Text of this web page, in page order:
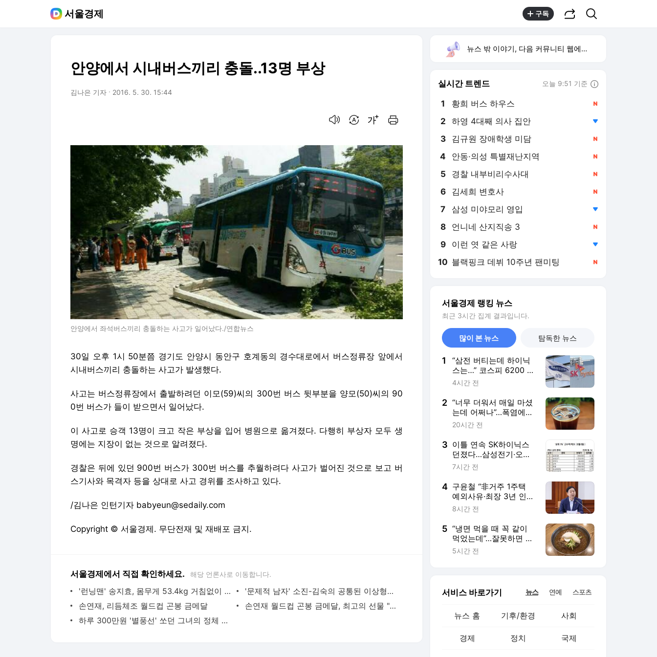
서울경제 구독
안양에서 시내버스끼리 충돌..13명 부상
김나은 기자 2016. 5. 30. 15:44
안양에서 좌석버스끼리 충돌하는 사고가 일어났다./연합뉴스
30일 오후 1시 50분쯤 경기도 안양시 동안구 호계동의 경수대로에서 버스정류장 앞에서
시내버스끼리 충돌하는 사고가 발생했다.
사고는 버스정류장에서 출발하려던 이모(59)씨의 300번 버스 뒷부분을 양모(50)씨의 90
0번 버스가 들이 받으면서 일어났다.
이 사고로 승객 13명이 크고 작은 부상을 입어 병원으로 옮겨졌다. 다행히 부상자 모두 생
명에는 지장이 없는 것으로 알려졌다.
경찰은 뒤에 있던 900번 버스가 300번 버스를 추월하려다 사고가 벌어진 것으로 보고 버
스기사와 목격자 등을 상대로 사고 경위를 조사하고 있다.
/김나은 인턴기자 babyeun@sedaily.com
Copyright © 서울경제. 무단전재 및 재배포 금지.
서울경제에서 직접 확인하세요. 해당 언론사로 이동합니다.
'런닝맨' 송지효, 몸무게 53.4kg 거침없이 공개..'이런 털털한 여배우가 있나'
'문제적 남자' 소진-김숙의 공통된 이상형은 '이장원'
손연재, 리듬체조 월드컵 곤봉 금메달
손연재 월드컵 곤봉 금메달, 최고의 선물 "행복한 생일"
하루 300만원 '별풍선' 쏘던 그녀의 정체 알고보니
뉴스 밖 이야기, 다음 커뮤니티 웹에서 보기
실시간 트렌드 오늘 9:51 기준
1 황희 버스 하우스
2 하영 4대째 의사 집안
3 김규원 장애학생 미담
4 안동·의성 특별재난지역
5 경찰 내부비리수사대
6 김세희 변호사
7 삼성 미야모리 영입
8 언니네 산지직송 3
9 이런 엿 같은 사랑
10 블랙핑크 데뷔 10주년 팬미팅
서울경제 랭킹 뉴스
최근 3시간 집계 결과입니다.
많이 본 뉴스 탐독한 뉴스
1
“삼전 버티는데 하이닉
스는…” 코스피 6200 사
수 안간힘 속 코스닥도
식]
4시간 전
2 “너무 더워서 매일 마셨
는데 어쩌나”…폭염에
‘아이스 커피’ 들이켰다
20시간 전
3 이틀 연속 SK하이닉스
던졌다…삼성전기·오이
솔루션은 매수 [주식 초
7시간 전
4 구윤철 “非거주 1주택
예외사유·최장 3년 인정
기간, 신축적으로 검토”
8시간 전
5 “냉면 먹을 때 꼭 같이
먹었는데”…잘못하면 온
가족 응급실 간다, 환자
5시간 전
서비스 바로가기 뉴스 연예 스포츠
뉴스 홈 기후/환경 사회
경제 정치 국제